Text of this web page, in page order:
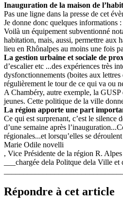
Inauguration de la maison de
Pas une ligne dans la presse de cet
Je donne donc quelques informations :
Voilà un équipement subventionné
habitation, mais, aussi, permettre aux
lieu en Rhônalpes au moins une fois
La gestion urbaine et sociale de
d’escalier etc ...des expériences très
dysfonctionnements (boites aux
régulièrement le tour de ce qui va ou
A Chambéry, autre exemple, la GUSP
jeunes. Cette politique de la ville
La région apporte une part
Ce qui est surprenant, c’est le silence
d’une semaine après
régionales...et lorsqu’elles se
Marie Odile novelli
, Vice Présidente de la région R. Alpes
___chargée dela Politque dela Ville et
Répondre à cet article